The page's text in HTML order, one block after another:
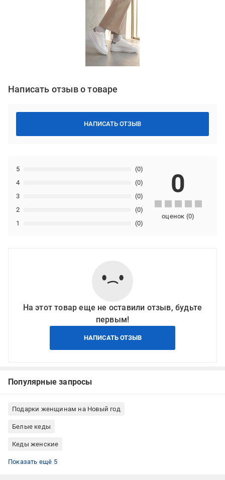
Написать отзыв о товаре
НАПИСАТЬ ОТЗЫВ
1 (0)
2 (0)
3 (0)
4 (0)
5 (0)
0
оценок (0)
На этот товар еще не оставили отзыв, будьте
первым!
НАПИСАТЬ ОТЗЫВ
Популярные запросы
Подарки женщинам на Новый год
Белые кеды
Кеды женские
Летние кеды
Летние кеды женские
Белые кеды женские
Кеды низкие
Кеды 38 размер
Показать ещё 5